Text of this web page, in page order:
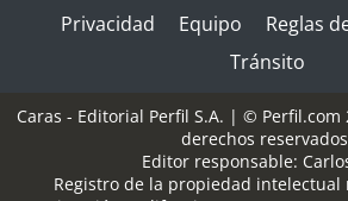
Privacidad
Equipo
Reglas
Tránsito
Caras - Editorial Perfil S.A. | © Perfil.com
derechos
Editor responsable:
Registro de la propiedad intelectual